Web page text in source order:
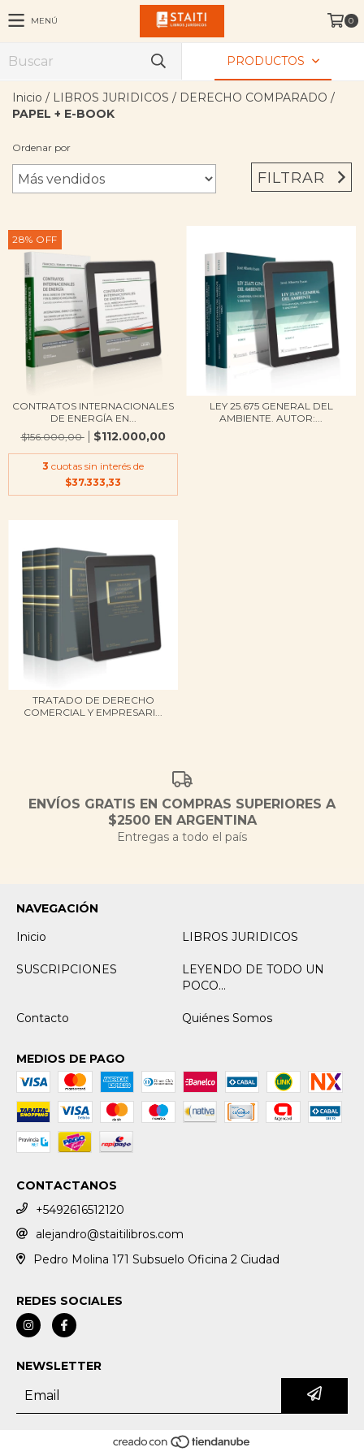
MENÚ 0
PRODUCTOS
Inicio / LIBROS JURIDICOS / DERECHO COMPARADO /
PAPEL + E-BOOK
Ordenar por
FILTRAR
28% OFF
CONTRATOS INTERNACIONALES
DE ENERGÍA EN...
$156.000,00
$112.000,00
3 cuotas sin interés de
$37.333,33
LEY 25.675 GENERAL DEL
AMBIENTE. AUTOR:...
TRATADO DE DERECHO
COMERCIAL Y EMPRESARI...
ENVÍOS GRATIS EN COMPRAS SUPERIORES A
$2500 EN ARGENTINA
Entregas a todo el país
NAVEGACIÓN
Inicio
LIBROS JURIDICOS
SUSCRIPCIONES
LEYENDO DE TODO UN
POCO...
Contacto Quiénes Somos
MEDIOS DE PAGO
CONTACTANOS
+5492616512120
alejandro@staitilibros.com
Pedro Molina 171 Subsuelo Oficina 2 Ciudad
REDES SOCIALES
NEWSLETTER